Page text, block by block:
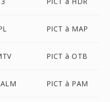
PICT à MAP
PICT à OTB
PICT à PAM